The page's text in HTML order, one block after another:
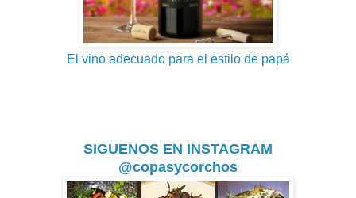
El vino adecuado para el estilo de papá
SIGUENOS EN INSTAGRAM
@copasycorchos